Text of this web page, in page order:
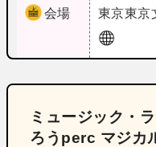
会場 東京東京
ミュージック・
ろうperc マジカ